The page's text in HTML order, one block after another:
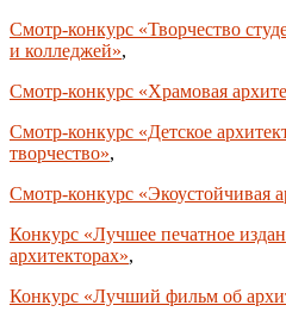
Смотр-конкурс «Творчество
и колледжей»,
Смотр-конкурс «Храмовая
Смотр-конкурс «Детское
творчество»,
Смотр-конкурс «Экоустойчивая
Конкурс «Лучшее печатное
архитекторах»,
Конкурс «Лучший фильм об